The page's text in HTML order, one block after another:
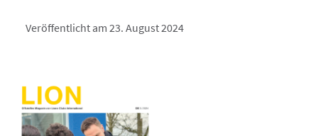
Veröffentlicht am 23. August 2024